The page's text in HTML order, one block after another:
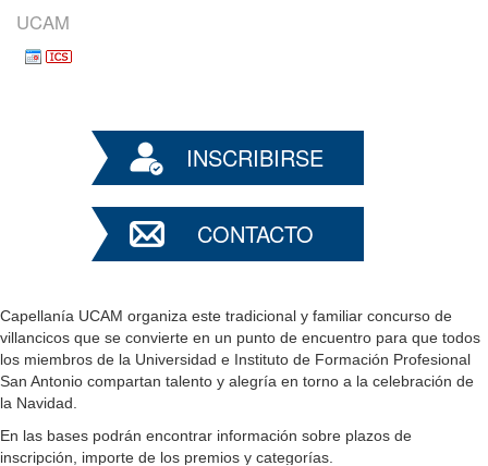
UCAM
INSCRIBIRSE
CONTACTO
Capellanía UCAM organiza este tradicional y familiar concurso de
villancicos que se convierte en un punto de encuentro para que todos
los miembros de la Universidad e Instituto de Formación Profesional
San Antonio compartan talento y alegría en torno a la celebración de
la Navidad.
En las bases podrán encontrar información sobre plazos de
inscripción, importe de los premios y categorías.